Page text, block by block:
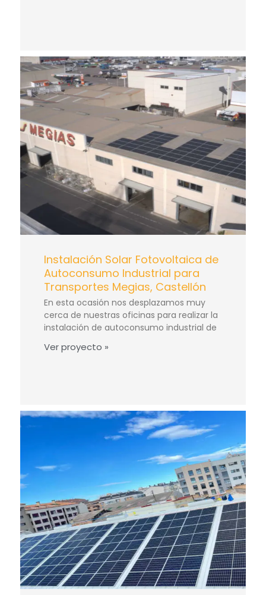
Instalación Solar Fotovoltaica de
Autoconsumo Industrial para
Transportes Megias, Castellón
En esta ocasión nos desplazamos muy
cerca de nuestras oficinas para realizar la
instalación de autoconsumo industrial de
Ver proyecto »